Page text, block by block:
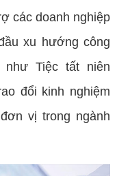
các doanh nghiệp
xu hướng công
như Tiệc tất niên
đổi kinh nghiệm
vị trong ngành